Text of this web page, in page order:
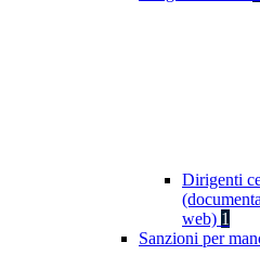
Dirigenti
web) 1
Sanzioni per